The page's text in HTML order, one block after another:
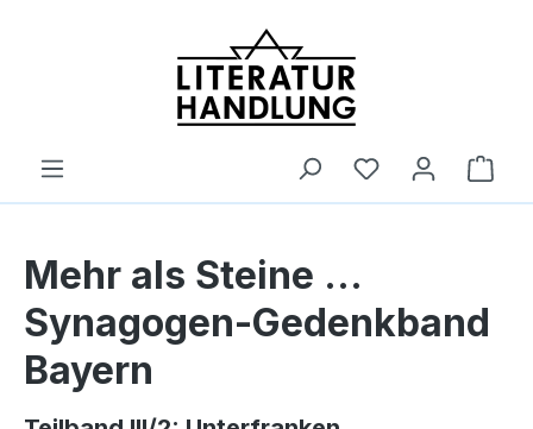
Mehr als Steine ...
Synagogen-Gedenkband
Bayern